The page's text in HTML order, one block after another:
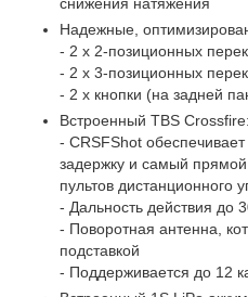
Надежные,
- 2 x 2-позиционных
- 2 x 3-позиционных
- 2 х кнопки (на задней
Встроенный TBS Crossfire:
- CRSFShot
задержку и самый прямой
пультов дистанционного
- Дальность действия до
- Поворотная антенна,
подставкой
- Поддерживается до 12